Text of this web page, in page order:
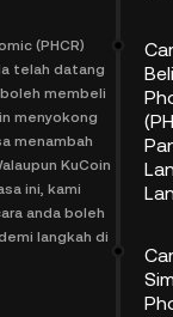
(PHCR)
telah datang
membeli
menyokong
menambah
KuCoin
ini, kami
anda boleh
langkah di
Beli